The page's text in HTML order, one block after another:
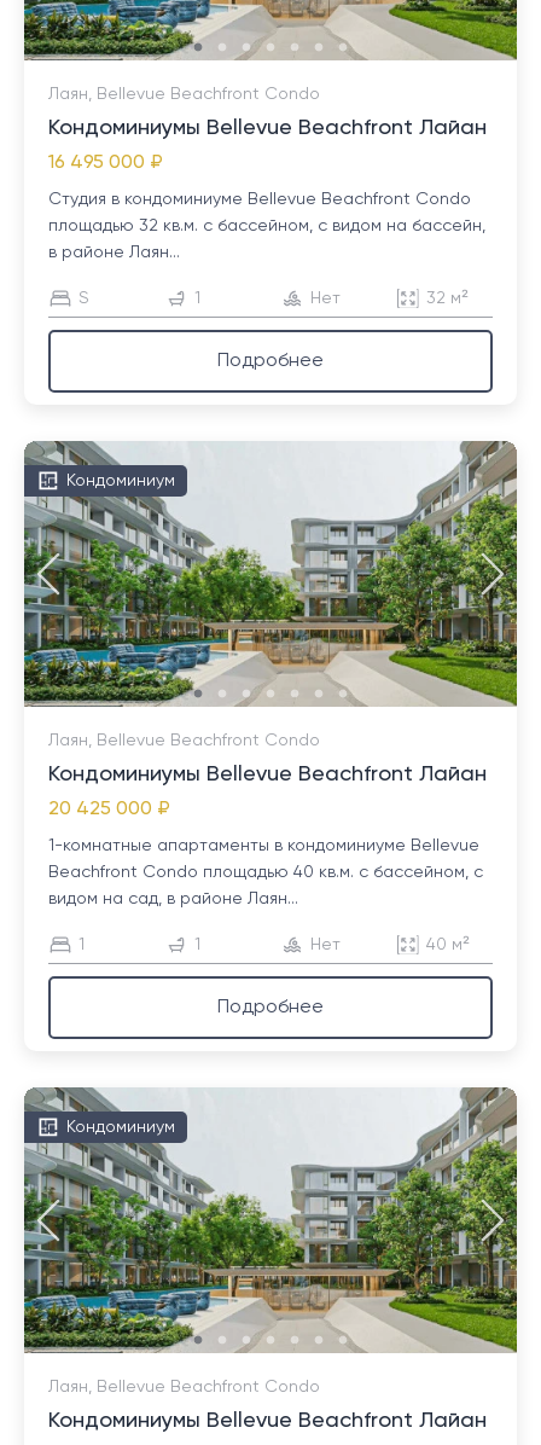
Лаян, Bellevue Beachfront Condo
Кондоминиумы Bellevue Beachfront Лайан
16 495 000 ₽
Студия в кондоминиуме Bellevue Beachfront Condo
площадью 32 кв.м. с бассейном, с видом на бассейн,
в районе Лаян...
S 1 Нет 32 м²
Подробнее
Кондоминиум
Лаян, Bellevue Beachfront Condo
Кондоминиумы Bellevue Beachfront Лайан
20 425 000 ₽
1-комнатные апартаменты в кондоминиуме Bellevue
Beachfront Condo площадью 40 кв.м. с бассейном, с
видом на сад, в районе Лаян...
1 1 Нет 40 м²
Подробнее
Кондоминиум
Лаян, Bellevue Beachfront Condo
Кондоминиумы Bellevue Beachfront Лайан